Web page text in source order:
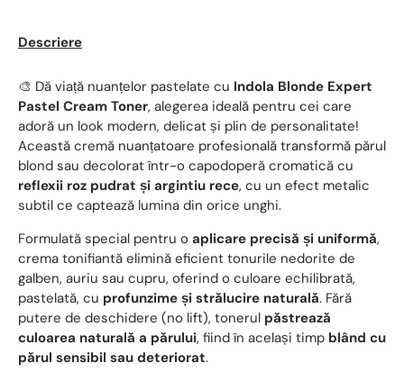
Descriere
🎨 Dă viață nuanțelor pastelate cu Indola Blonde Expert
Pastel Cream Toner, alegerea ideală pentru cei care
adoră un look modern, delicat și plin de personalitate!
Această cremă nuanțatoare profesională transformă părul
blond sau decolorat într-o capodoperă cromatică cu
reflexii roz pudrat și argintiu rece, cu un efect metalic
subtil ce captează lumina din orice unghi.
Formulată special pentru o aplicare precisă și uniformă,
crema tonifiantă elimină eficient tonurile nedorite de
galben, auriu sau cupru, oferind o culoare echilibrată,
pastelată, cu profunzime și strălucire naturală. Fără
putere de deschidere (no lift), tonerul păstrează
culoarea naturală a părului, fiind în același timp blând cu
părul sensibil sau deteriorat.